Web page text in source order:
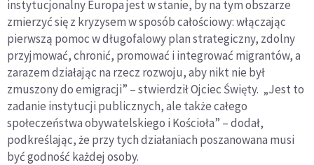
instytucjonalny Europa jest w stanie, by na tym obszarze
zmierzyć się z kryzysem w sposób całościowy: włączając
pierwszą pomoc w długofalowy plan strategiczny, zdolny
przyjmować, chronić, promować i integrować migrantów, a
zarazem działając na rzecz rozwoju, aby nikt nie był
zmuszony do emigracji” – stwierdził Ojciec Święty. „Jest to
zadanie instytucji publicznych, ale także całego
społeczeństwa obywatelskiego i Kościoła” – dodał,
podkreślając, że przy tych działaniach poszanowana musi
być godność każdej osoby.